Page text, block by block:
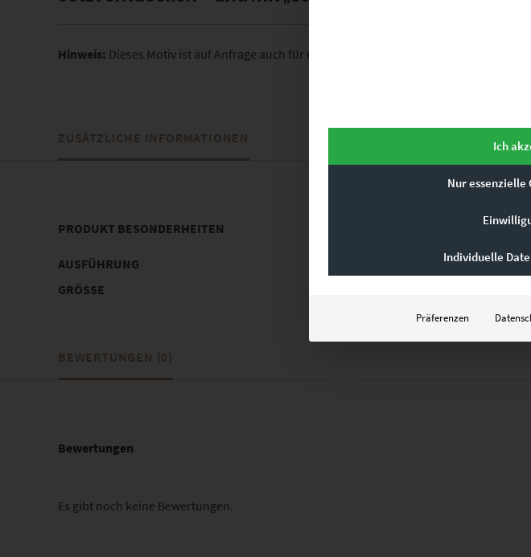
Hinweis: Dieses Motiv ist auf Anfrage auch für redaktionelle oder kommerzielle
ZUSÄTZLICHE INFORMATIONEN
PRODUKT BESONDERHEITEN
AUSFÜHRUNG
Poster, Leinwand auf Keilrahmen,
GRÖSSE
30 x 20 cm, 45 x 30 cm, 60 x 40 cm, 75 x
BEWERTUNGEN (0)
Bewertungen
Es gibt noch keine Bewertungen.
Ich
Nur
Individuelle
Präferenzen